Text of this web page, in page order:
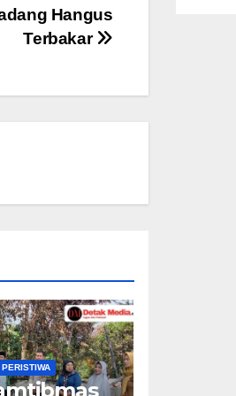
Hangus
Terbakar
PERISTIWA